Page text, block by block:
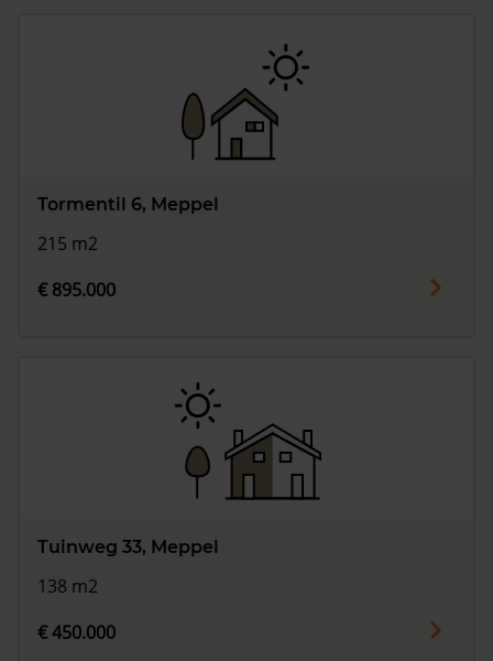
Tormentil 6, Meppel
215 m2
€ 895.000
Tuinweg 33, Meppel
138 m2
€ 450.000